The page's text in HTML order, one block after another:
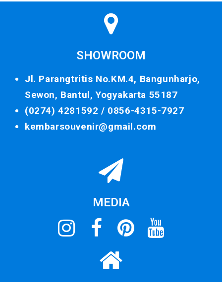
SHOWROOM
Jl. Parangtritis No.KM.4, Bangunharjo,
Sewon, Bantul, Yogyakarta 55187
(0274) 4281592 / 0856-4315-7927
kembarsouvenir@gmail.com
MEDIA